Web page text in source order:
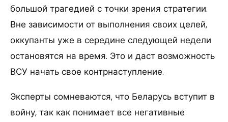
большой трагедией с точки зрения стратегии.
Вне зависимости от выполнения своих целей,
оккупанты уже в середине следующей недели
остановятся на время. Это и даст возможность
ВСУ начать свое контрнаступление.
Эксперты сомневаются, что Беларусь вступит в
войну, так как понимает все негативные